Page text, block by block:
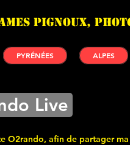
PIGNOUX,
PYRÉNÉES ALPES
Live
O2rando, afin de partager ma